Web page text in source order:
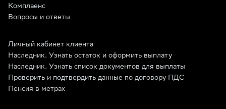
Комплаенс
Вопросы и ответы
Личный кабинет клиента
Наследник. Узнать остаток и оформить выплату
Наследник. Узнать список документов для выплаты
Проверить и подтвердить данные по договору ПДС
Пенсия в метрах